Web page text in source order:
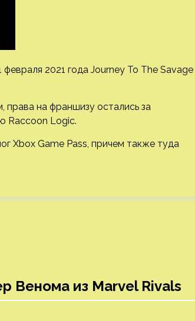
2021 года Journey To The Savage
права на франшизу остались за
Raccoon Logic.
Xbox Game Pass, причем также туда
Венома из Marvel Rivals